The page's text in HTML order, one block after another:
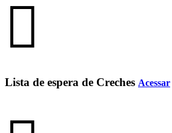
Lista de espera de Creches Acessar